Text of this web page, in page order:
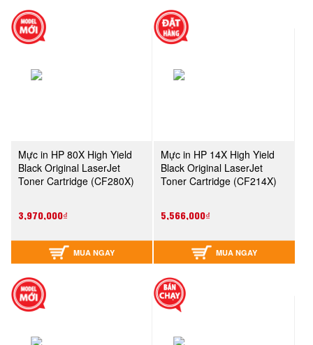
Mực in HP 80X High Yield
Black Original LaserJet
Toner Cartridge (CF280X)
3,970,000₫
MUA NGAY
Mực in HP 14X High Yield
Black Original LaserJet
Toner Cartridge (CF214X)
5,566,000₫
MUA NGAY